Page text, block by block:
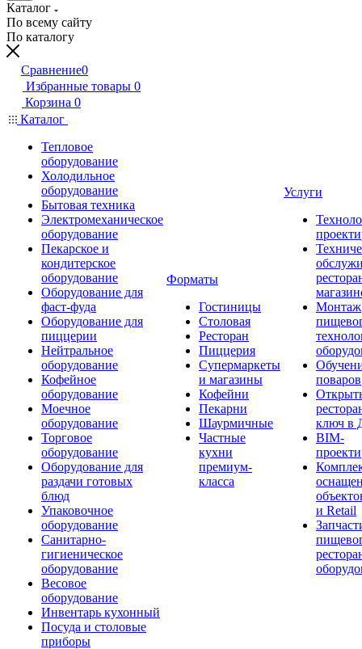
Каталог
По всему сайту
По каталогу
Сравнение0
Избранные товары 0
Корзина 0
Каталог
Тепловое
оборудование
Холодильное
оборудование
Бытовая техника
Электромеханическое
оборудование
Пекарское и
кондитерское
оборудование
Оборудование для
фаст-фуда
Оборудование для
пиццерии
Нейтральное
оборудование
Кофейное
оборудование
Моечное
оборудование
Торговое
оборудование
Оборудование для
раздачи готовых
блюд
Упаковочное
оборудование
Санитарно-
гигиеническое
оборудование
Весовое
оборудование
Инвентарь кухонный
Посуда и столовые
приборы
Форматы
Гостиницы
Столовая
Ресторан
Пиццерия
Супермаркеты
и магазины
Кофейни
Пекарни
Шаурмичные
Частные
кухни
премиум-
класса
Услуги
Монтаж
поваров
ключ в
BIM-
и Retail